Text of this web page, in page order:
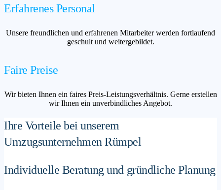
Erfahrenes Personal
Unsere freundlichen und erfahrenen Mitarbeiter werden fortlaufend
geschult und weitergebildet.
Faire Preise
Wir bieten Ihnen ein faires Preis-Leistungsverhältnis. Gerne erstellen
wir Ihnen ein unverbindliches Angebot.
Ihre Vorteile bei unserem
Umzugsunternehmen Rümpel
Individuelle Beratung und gründliche Planung